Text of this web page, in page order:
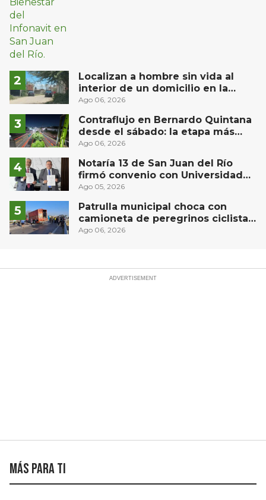
Localizan a hombre sin vida al
interior de un domicilio en la
comunidad El Rodeo, San Juan del
Ago 06, 2026
Contraflujo en Bernardo Quintana
desde el sábado: la etapa más
compleja del operativo vial
Ago 06, 2026
Notaría 13 de San Juan del Río
firmó convenio con Universidad
Privada del Bajío para recibir
Ago 05, 2026
Patrulla municipal choca con
camioneta de peregrinos ciclistas
en la autopista México-Querétaro
Ago 06, 2026
Más para ti